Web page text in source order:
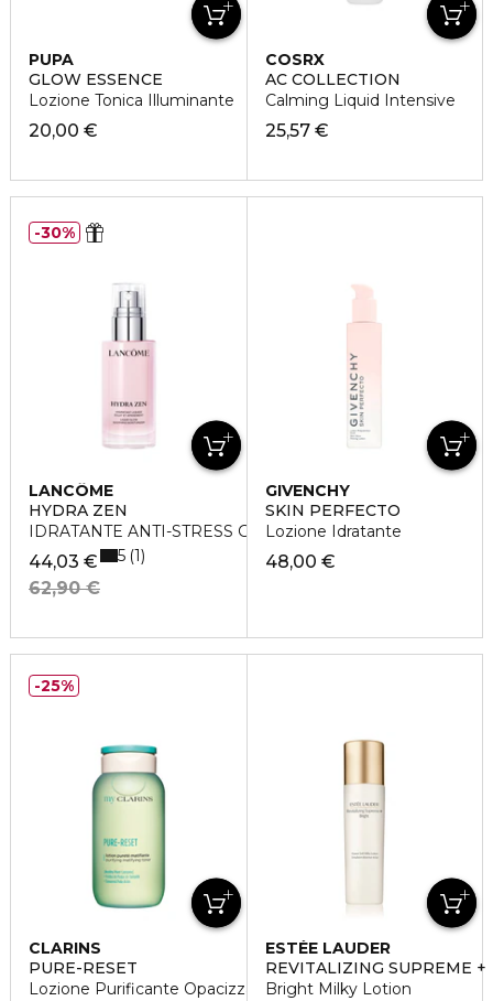
PUPA
GLOW ESSENCE
Lozione Tonica Illuminante
20,00 €
COSRX
AC COLLECTION
Calming Liquid Intensive
25,57 €
LANCÔME
HYDRA ZEN
IDRATANTE ANTI-STRESS GLOW
44,03 €
62,90 €
5 1
30%
GIVENCHY
SKIN PERFECTO
Lozione Idratante
48,00 €
CLARINS
PURE-RESET
Lozione Purificante Opacizzante
25%
ESTÉE LAUDER
REVITALIZING SUPREME +
Bright Milky Lotion